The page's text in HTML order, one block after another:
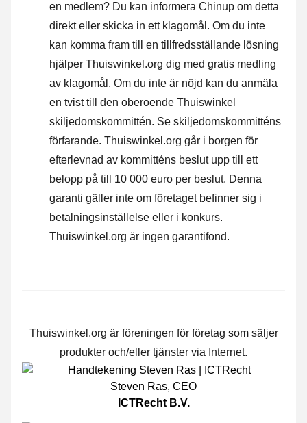
en medlem? Du kan informera Chinup om detta
direkt eller skicka in ett klagomål . Om du inte
kan komma fram till en tillfredsställande lösning
hjälper Thuiswinkel.org dig med gratis medling
av klagomål. Om du inte är nöjd kan du anmäla
en tvist till den oberoende Thuiswinkel
skiljedomskommittén. Se skiljedomskommitténs
förfarande. Thuiswinkel.org går i borgen för
efterlevnad av kommitténs beslut upp till ett
belopp på till 10 000 euro per beslut. Denna
garanti gäller inte om företaget befinner sig i
betalningsinställelse eller i konkurs.
Thuiswinkel.org är ingen garantifond.
Thuiswinkel.org är föreningen för företag som säljer
produkter och/eller tjänster via Internet.
Steven Ras, CEO
ICTRecht B.V.